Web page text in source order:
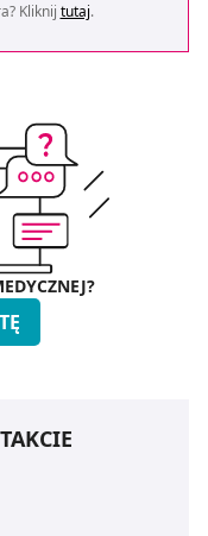
Kliknij tutaj.